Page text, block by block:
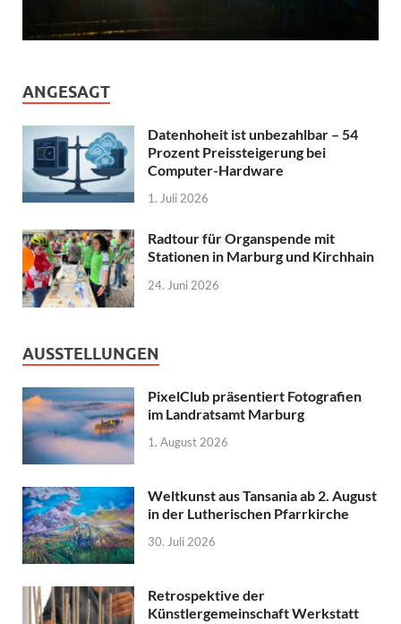
ANGESAGT
Datenhoheit ist unbezahlbar – 54
Prozent Preissteigerung bei
Computer-Hardware
1. Juli 2026
Radtour für Organspende mit
Stationen in Marburg und Kirchhain
24. Juni 2026
AUSSTELLUNGEN
PixelClub präsentiert Fotografien
im Landratsamt Marburg
1. August 2026
Weltkunst aus Tansania ab 2. August
in der Lutherischen Pfarrkirche
30. Juli 2026
Retrospektive der
Künstlergemeinschaft Werkstatt